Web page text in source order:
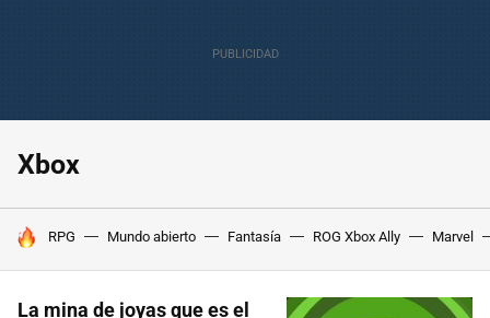
Xbox
HOY SE HABLA DE
RPG Mundo abierto Fantasía ROG Xbox Ally Marvel
La mina de joyas que es el